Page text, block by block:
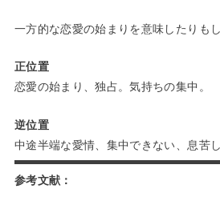
一方的な恋愛の始まりを意味したりもし
正位置
恋愛の始まり、独占。気持ちの集中。
逆位置
中途半端な愛情、集中できない、息苦し
参考文献：